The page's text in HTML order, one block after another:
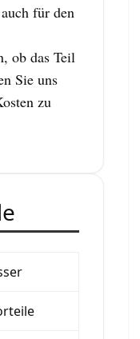
für den
ob das Teil
Sie uns
zu